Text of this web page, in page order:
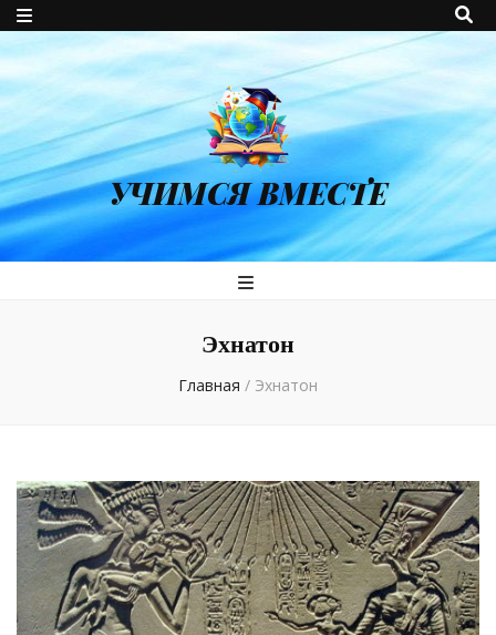
УЧИМСЯ ВМЕСТЕ
Эхнатон
Главная / Эхнатон